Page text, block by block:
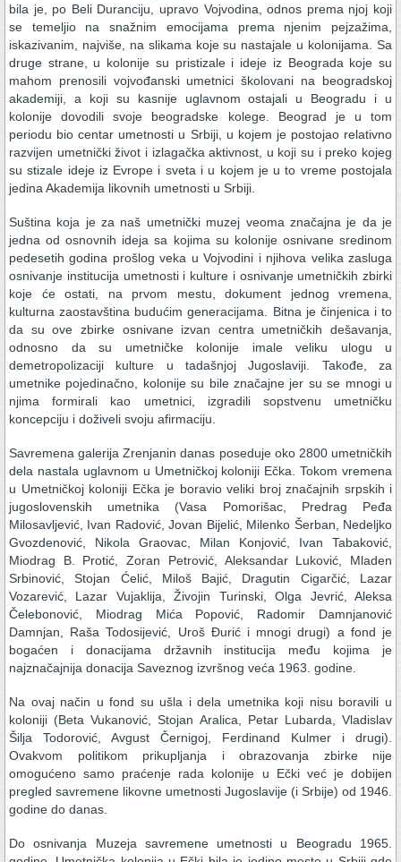
bila je, po Beli Duranciju, upravo Vojvodina, odnos prema njoj koji
se temeljio na snažnim emocijama prema njenim pejzažima,
iskazivanim, najviše, na slikama koje su nastajale u kolonijama. Sa
druge strane, u kolonije su pristizale i ideje iz Beograda koje su
mahom prenosili vojvođanski umetnici školovani na beogradskoj
akademiji, a koji su kasnije uglavnom ostajali u Beogradu i u
kolonije dovodili svoje beogradske kolege. Beograd je u tom
periodu bio centar umetnosti u Srbiji, u kojem je postojao relativno
razvijen umetnički život i izlagačka aktivnost, u koji su i preko kojeg
su stizale ideje iz Evrope i sveta i u kojem je u to vreme postojala
jedina Akademija likovnih umetnosti u Srbiji.
Suština koja je za naš umetnički muzej veoma značajna je da je
jedna od osnovnih ideja sa kojima su kolonije osnivane sredinom
pedesetih godina prošlog veka u Vojvodini i njihova velika zasluga
osnivanje institucija umetnosti i kulture i osnivanje umetničkih zbirki
koje će ostati, na prvom mestu, dokument jednog vremena,
kulturna zaostavština budućim generacijama. Bitna je činjenica i to
da su ove zbirke osnivane izvan centra umetničkih dešavanja,
odnosno da su umetničke kolonije imale veliku ulogu u
demetropolizaciji kulture u tadašnjoj Jugoslaviji. Takođe, za
umetnike pojedinačno, kolonije su bile značajne jer su se mnogi u
njima formirali kao umetnici, izgradili sopstvenu umetničku
koncepciju i doživeli svoju afirmaciju.
Savremena galerija Zrenjanin danas poseduje oko 2800 umetničkih
dela nastala uglavnom u Umetničkoj koloniji Ečka. Tokom vremena
u Umetničkoj koloniji Ečka je boravio veliki broj značajnih srpskih i
jugoslovenskih umetnika (Vasa Pomorišac, Predrag Peđa
Milosavljević, Ivan Radović, Jovan Bijelić, Milenko Šerban, Nedeljko
Gvozdenović, Nikola Graovac, Milan Konjović, Ivan Tabaković,
Miodrag B. Protić, Zoran Petrović, Aleksandar Luković, Mladen
Srbinović, Stojan Ćelić, Miloš Bajić, Dragutin Cigarčić, Lazar
Vozarević, Lazar Vujaklija, Živojin Turinski, Olga Jevrić, Aleksa
Čelebonović, Miodrag Mića Popović, Radomir Damnjanović
Damnjan, Raša Todosijević, Uroš Đurić i mnogi drugi) a fond je
bogaćen i donacijama državnih institucija među kojima je
najznačajnija donacija Saveznog izvršnog veća 1963. godine.
Na ovaj način u fond su ušla i dela umetnika koji nisu boravili u
koloniji (Beta Vukanović, Stojan Aralica, Petar Lubarda, Vladislav
Šilja Todorović, Avgust Černigoj, Ferdinand Kulmer i drugi).
Ovakvom politikom prikupljanja i obrazovanja zbirke nije
omogućeno samo praćenje rada kolonije u Ečki već je dobijen
pregled savremene likovne umetnosti Jugoslavije (i Srbije) od 1946.
godine do danas.
Do osnivanja Muzeja savremene umetnosti u Beogradu 1965.